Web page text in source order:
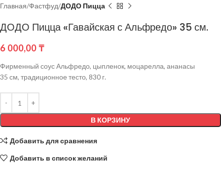
Главная Фастфуд ДОДО Пицца
ДОДО Пицца «Гавайская с Альфредо» 35 см.
6 000,00 ₸
Фирменный соус Альфредо, цыпленок, моцарелла, ананасы
35 см, традиционное тесто, 830 г.
В КОРЗИНУ
Добавить для сравнения
Добавить в список желаний